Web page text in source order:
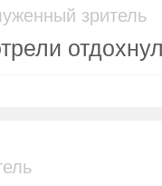
зритель